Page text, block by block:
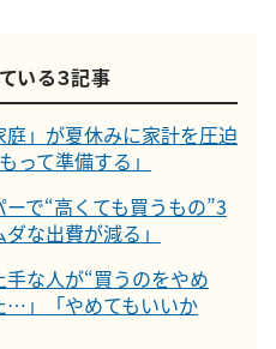
いる３記事
庭」が夏休みに家計を圧迫
って準備する」
ーで“高くても買うもの”3
な出費が減る」
な人が“買うのをやめ
」「やめてもいいか